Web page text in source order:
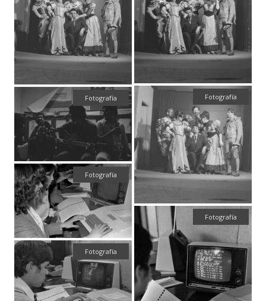
Fotografía
Fotografía
Fotografía
Fotografía
Fotografía